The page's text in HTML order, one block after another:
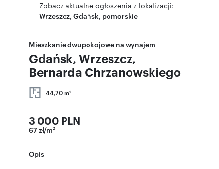
Zobacz aktualne ogłoszenia z lokalizacji:
Wrzeszcz, Gdańsk, pomorskie
Mieszkanie dwupokojowe na wynajem
Gdańsk, Wrzeszcz,
Bernarda Chrzanowskiego
44,70 m2
3 000 PLN
67 zł/m2
Opis